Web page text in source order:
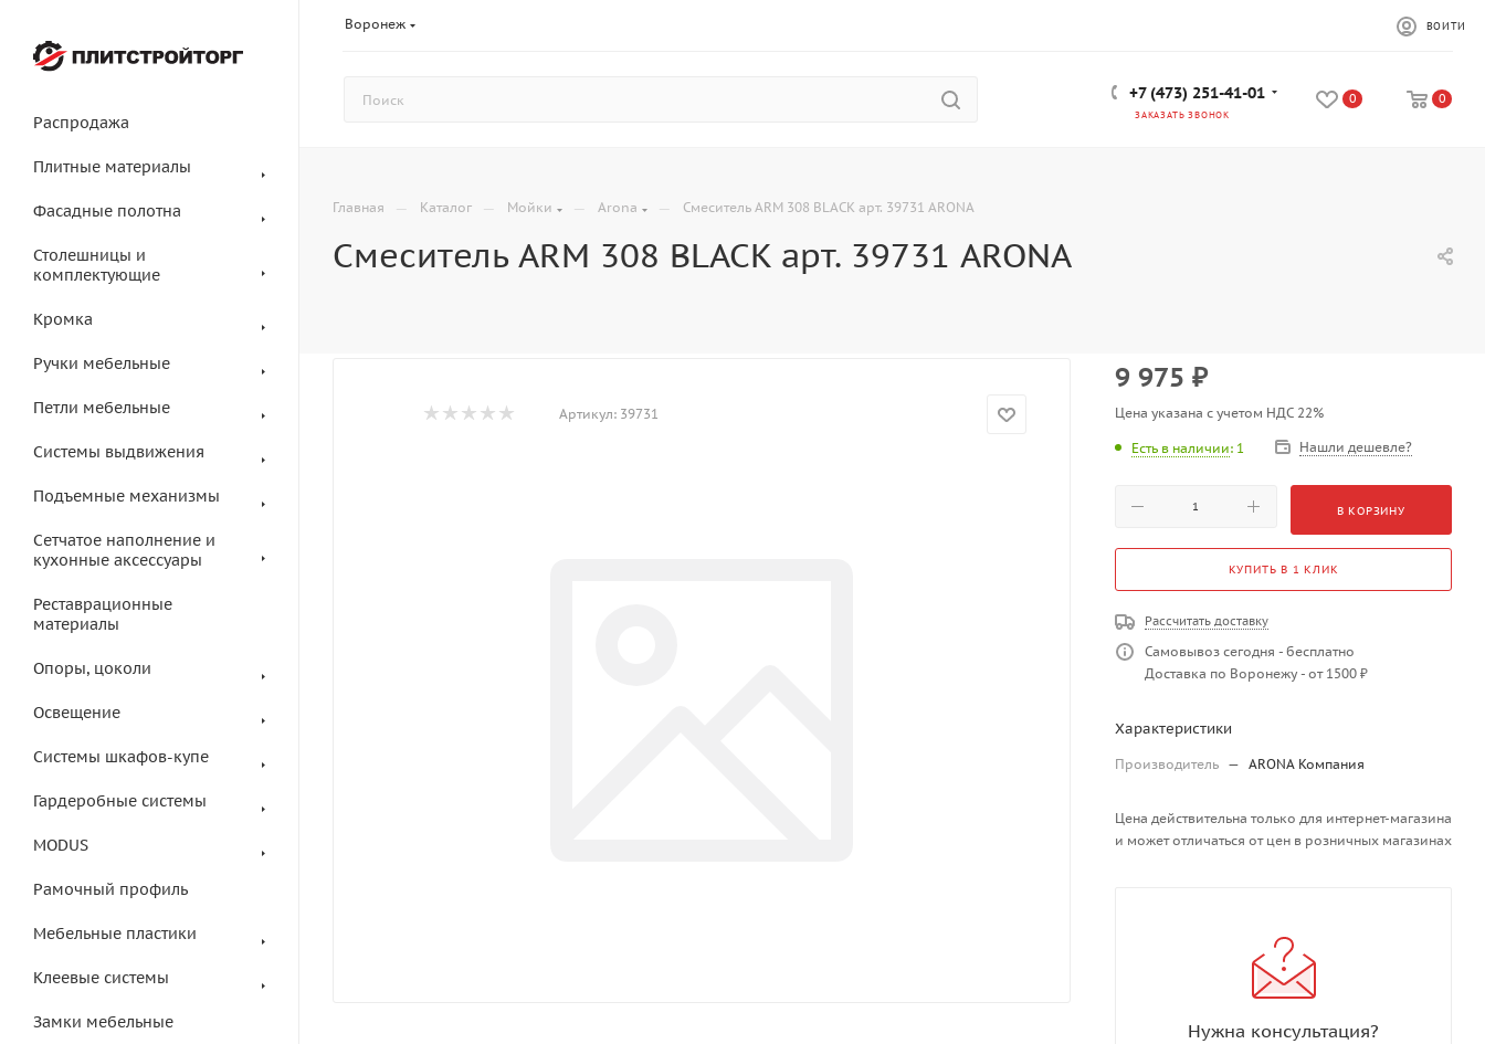
Воронеж ВОЙТИ
+7 (473) 251-41-01
ЗАКАЗАТЬ ЗВОНОК
0 0
Распродажа
Плитные материалы
Фасадные полотна
Столешницы и
комплектующие
Кромка
Ручки мебельные
Петли мебельные
Системы выдвижения
Подъемные механизмы
Сетчатое наполнение и
кухонные аксессуары
Реставрационные
материалы
Опоры, цоколи
Освещение
Системы шкафов-купе
Гардеробные системы
MODUS
Рамочный профиль
Мебельные пластики
Клеевые системы
Замки мебельные
Главная — Каталог — Мойки — Arona — Смеситель ARM 308 BLACK арт. 39731 ARONA
Смеситель ARM 308 BLACK арт. 39731 ARONA
Артикул: 39731
9 975 ₽
Цена указана с учетом НДС 22%
Есть в наличии: 1 Нашли дешевле?
В КОРЗИНУ
КУПИТЬ В 1 КЛИК
Рассчитать доставку
Самовывоз сегодня - бесплатно
Доставка по Воронежу - от 1500 ₽
Характеристики
Производитель — ARONA Компания
Цена действительна только для интернет-магазина
и может отличаться от цен в розничных магазинах
Нужна консультация?